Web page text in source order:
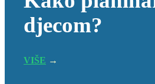
djecom?
VIŠE →